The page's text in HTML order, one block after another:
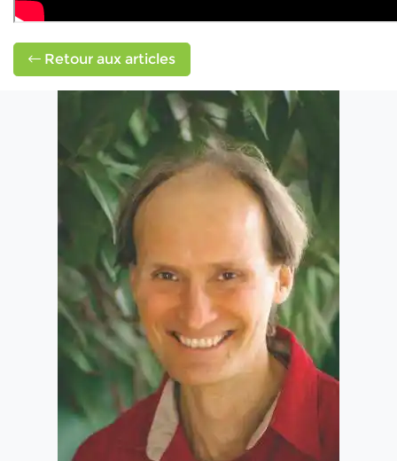
Retour aux articles